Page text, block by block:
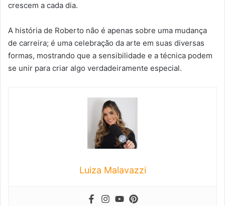
crescem a cada dia.
A história de Roberto não é apenas sobre uma mudança
de carreira; é uma celebração da arte em suas diversas
formas, mostrando que a sensibilidade e a técnica podem
se unir para criar algo verdadeiramente especial.
Luiza Malavazzi